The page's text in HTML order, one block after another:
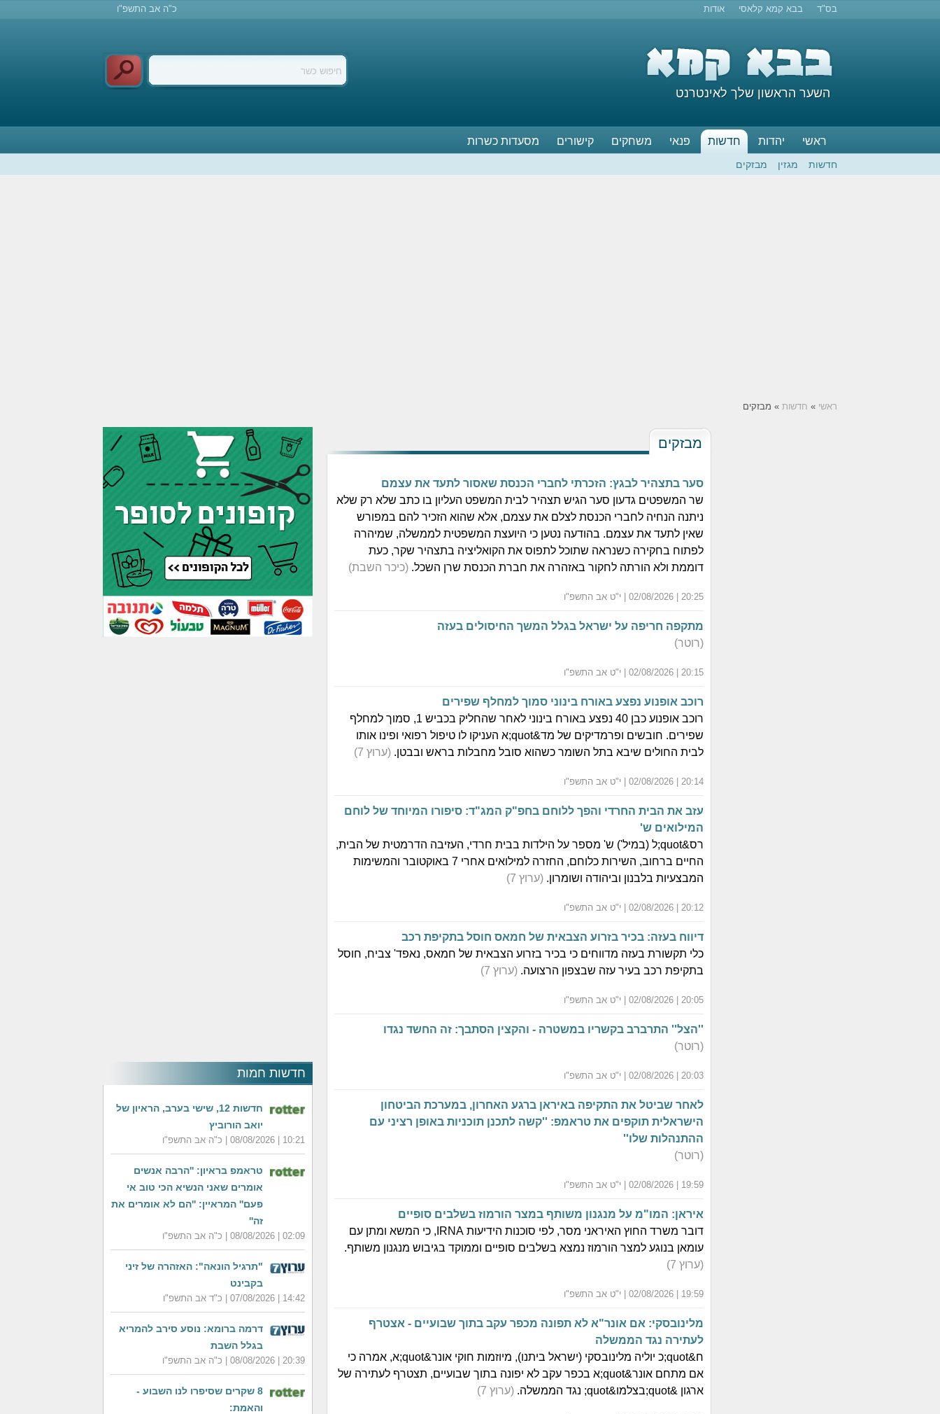
בס"ד בבא קמא קלאסי אודות כ"ה אב התשפ"ו
השער הראשון שלך לאינטרנט
ראשי יהדות חדשות פנאי משחקים קישורים מסעדות כשרות
חדשות מגזין מבזקים
ראשי » חדשות » מבזקים
חדשות חמות
חדשות 12, שישי בערב, הראיון של
יואב הורוביץ
10:21 | 08/08/2026 | כ"ה אב התשפ"ו
טראמפ בראיון: ''הרבה אנשים
אומרים שאני הנשיא הכי טוב אי
פעם'' המראיין: ''הם לא אומרים את
זה''
02:09 | 08/08/2026 | כ"ה אב התשפ"ו
"תרגיל הונאה": האזהרה של זיני
בקבינט
14:42 | 07/08/2026 | כ"ד אב התשפ"ו
דרמה ברומא: נוסע סירב להמריא
בגלל השבת
20:39 | 08/08/2026 | כ"ה אב התשפ"ו
8 שקרים שסיפרו לנו השבוע -
והאמת:
מבזקים
סער בתצהיר לבגץ: הזכרתי לחברי הכנסת שאסור לתעד את עצמם
שר המשפטים גדעון סער הגיש תצהיר לבית המשפט העליון בו כתב שלא רק שלא
ניתנה הנחיה לחברי הכנסת לצלם את עצמם, אלא שהוא הזכיר להם במפורש
שאין לתעד את עצמם. בהודעה נטען כי היועצת המשפטית לממשלה, שמיהרה
לפתוח בחקירה כשנראה שתוכל לתפוס את הקואליציה בתצהיר שקר, כעת
דוממת ולא הורתה לחקור באזהרה את חברת הכנסת שרן השכל. (כיכר השבת)
20:25 | 02/08/2026 | י"ט אב התשפ"ו
מתקפה חריפה על ישראל בגלל המשך החיסולים בעזה
(רוטר)
20:15 | 02/08/2026 | י"ט אב התשפ"ו
רוכב אופנוע נפצע באורח בינוני סמוך למחלף שפירים
רוכב אופנוע כבן 40 נפצע באורח בינוני לאחר שהחליק בכביש 1, סמוך למחלף
שפירים. חובשים ופרמדיקים של מד&quot;א העניקו לו טיפול רפואי ופינו אותו
לבית החולים שיבא בתל השומר כשהוא סובל מחבלות בראש ובבטן. (ערוץ 7)
20:14 | 02/08/2026 | י"ט אב התשפ"ו
עזב את הבית החרדי והפך ללוחם בחפ"ק המג"ד: סיפורו המיוחד של לוחם
המילואים ש'
רס&quot;ל (במיל') ש' מספר על הילדות בבית חרדי, העזיבה הדרמטית של הבית,
החיים ברחוב, השירות כלוחם, החזרה למילואים אחרי 7 באוקטובר והמשימות
המבצעיות בלבנון וביהודה ושומרון. (ערוץ 7)
20:12 | 02/08/2026 | י"ט אב התשפ"ו
דיווח בעזה: בכיר בזרוע הצבאית של חמאס חוסל בתקיפת רכב
כלי תקשורת בעזה מדווחים כי בכיר בזרוע הצבאית של חמאס, נאפד' צביח, חוסל
בתקיפת רכב בעיר עזה שבצפון הרצועה. (ערוץ 7)
20:05 | 02/08/2026 | י"ט אב התשפ"ו
''הצל'' התרברב בקשריו במשטרה - והקצין הסתבך: זה החשד נגדו
(רוטר)
20:03 | 02/08/2026 | י"ט אב התשפ"ו
לאחר שביטל את התקיפה באיראן ברגע האחרון, במערכת הביטחון
הישראלית תוקפים את טראמפ: ''קשה לתכנן תוכניות באופן רציני עם
ההתנהלות שלו''
(רוטר)
19:59 | 02/08/2026 | י"ט אב התשפ"ו
איראן: המו"מ על מנגנון משותף במצר הורמוז בשלבים סופיים
דובר משרד החוץ האיראני מסר, לפי סוכנות הידיעות IRNA, כי המשא ומתן עם
עומאן בנוגע למצר הורמוז נמצא בשלבים סופיים וממוקד בגיבוש מנגנון משותף.
(ערוץ 7)
19:59 | 02/08/2026 | י"ט אב התשפ"ו
מלינובסקי: אם אונר"א לא תפונה מכפר עקב בתוך שבועיים - אצטרף
לעתירה נגד הממשלה
ח&quot;כ יוליה מלינובסקי (ישראל ביתנו), מיוזמות חוקי אונר&quot;א, אמרה כי
אם מתחם אונר&quot;א בכפר עקב לא יפונה בתוך שבועיים, תצטרף לעתירה של
ארגון &quot;בצלמו&quot; נגד הממשלה.
(ערוץ 7)